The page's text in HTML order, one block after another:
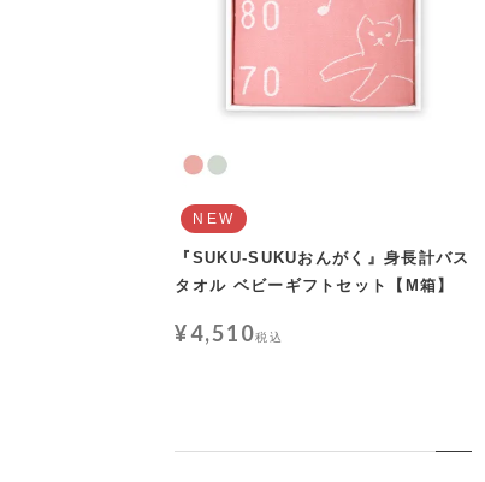
NEW
『SUKU-SUKUおんがく』身長計バス
タオル ベビーギフトセット【M箱】
¥4,510税込